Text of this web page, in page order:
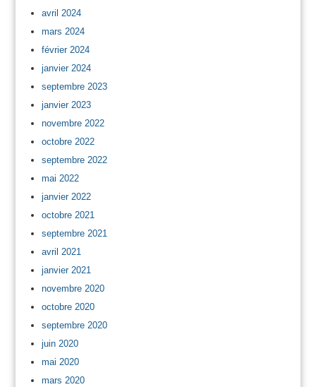
avril 2024
mars 2024
février 2024
janvier 2024
septembre 2023
janvier 2023
novembre 2022
octobre 2022
septembre 2022
mai 2022
janvier 2022
octobre 2021
septembre 2021
avril 2021
janvier 2021
novembre 2020
octobre 2020
septembre 2020
juin 2020
mai 2020
mars 2020